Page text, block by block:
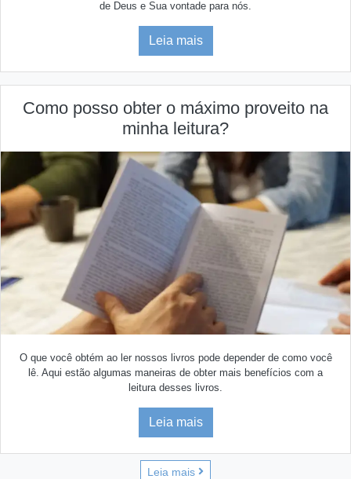
de Deus e Sua vontade para nós.
Leia mais
Como posso obter o máximo proveito na
minha leitura?
O que você obtém ao ler nossos livros pode depender de como você
lê. Aqui estão algumas maneiras de obter mais benefícios com a
leitura desses livros.
Leia mais
Leia mais